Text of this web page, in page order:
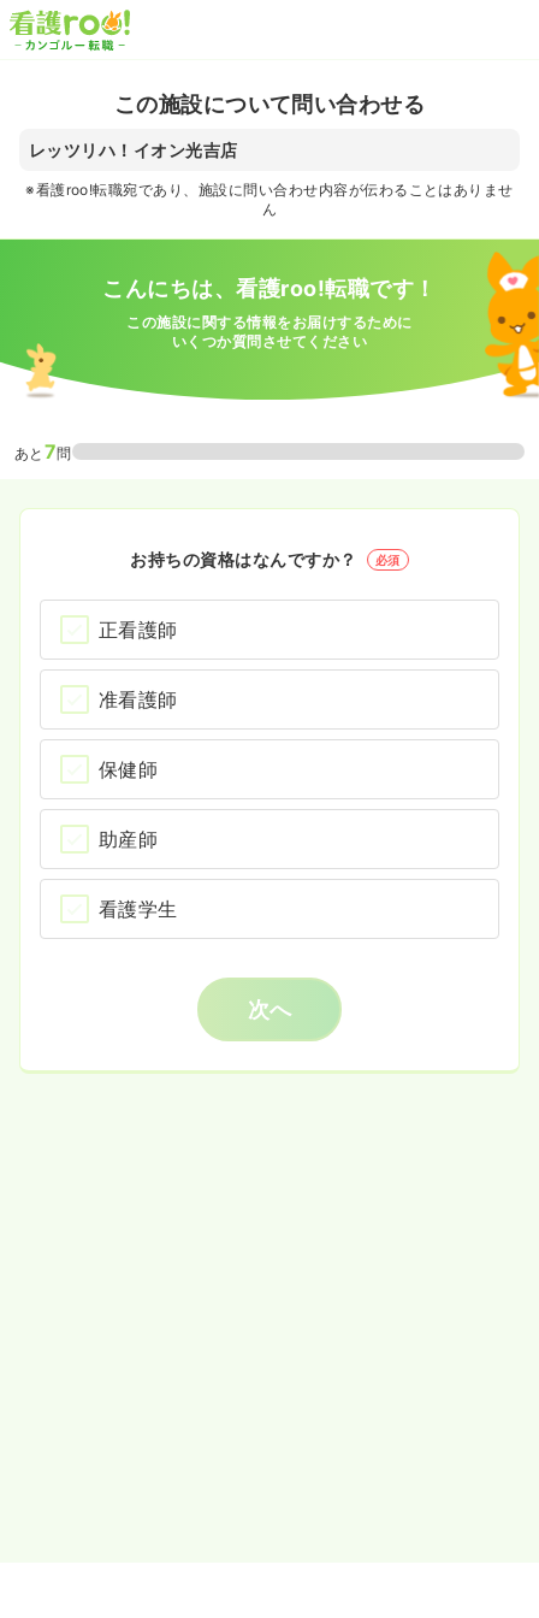
この施設について問い合わせる
レッツリハ！イオン光吉店
※看護roo!転職宛であり、施設に問い合わせ内容が伝わることはありませ
ん
こんにちは、看護roo!転職です！
この施設に関する情報をお届けするために
いくつか質問させてください
あと 7問
お持ちの資格はなんですか？ 必須
正看護師
准看護師
保健師
助産師
看護学生
次へ